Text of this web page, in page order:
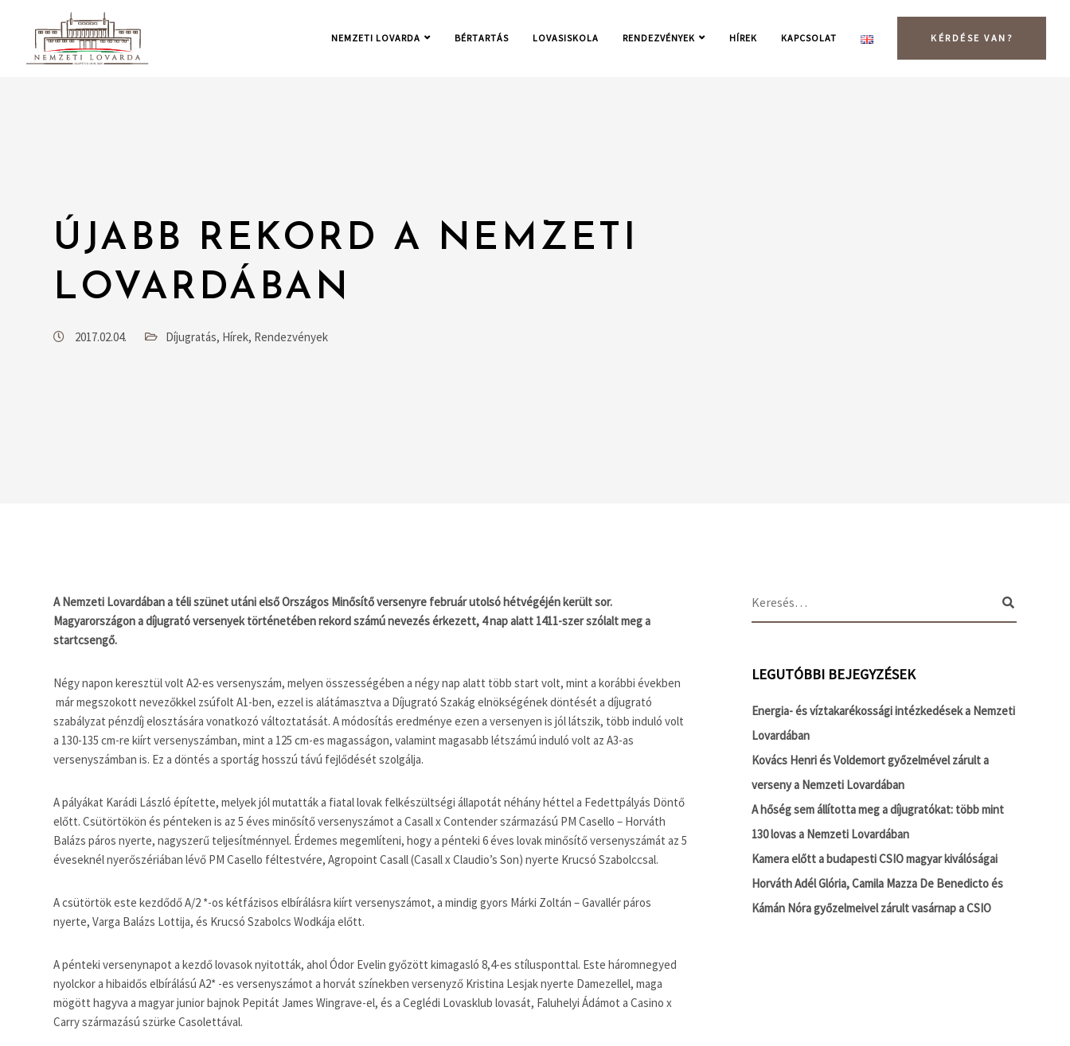
NEMZETI LOVARDA BÉRTARTÁS LOVASISKOLA RENDEZVÉNYEK HÍREK KAPCSOLAT KÉRDÉSE VAN?
ÚJABB REKORD A NEMZETI
LOVARDÁBAN
2017.02.04. Díjugratás, Hírek, Rendezvények
A Nemzeti Lovardában a téli szünet utáni első Országos Minősítő versenyre február utolsó hétvégéjén került sor.
Magyarországon a díjugrató versenyek történetében rekord számú nevezés érkezett, 4 nap alatt 1411-szer szólalt meg a
startcsengő.
Négy napon keresztül volt A2-es versenyszám, melyen összességében a négy nap alatt több start volt, mint a korábbi években
már megszokott nevezőkkel zsúfolt A1-ben, ezzel is alátámasztva a Díjugrató Szakág elnökségének döntését a díjugrató
szabályzat pénzdíj elosztására vonatkozó változtatását. A módosítás eredménye ezen a versenyen is jól látszik, több induló volt
a 130-135 cm-re kiírt versenyszámban, mint a 125 cm-es magasságon, valamint magasabb létszámú induló volt az A3-as
versenyszámban is. Ez a döntés a sportág hosszú távú fejlődését szolgálja.
A pályákat Karádi László építette, melyek jól mutatták a fiatal lovak felkészültségi állapotát néhány héttel a Fedettpályás Döntő
előtt. Csütörtökön és pénteken is az 5 éves minősítő versenyszámot a Casall x Contender származású PM Casello – Horváth
Balázs páros nyerte, nagyszerű teljesítménnyel. Érdemes megemlíteni, hogy a pénteki 6 éves lovak minősítő versenyszámát az 5
éveseknél nyerőszériában lévő PM Casello féltestvére, Agropoint Casall (Casall x Claudio’s Son) nyerte Krucsó Szabolccsal.
A csütörtök este kezdődő A/2 *-os kétfázisos elbírálásra kiírt versenyszámot, a mindig gyors Márki Zoltán – Gavallér páros
nyerte, Varga Balázs Lottija, és Krucsó Szabolcs Wodkája előtt.
A pénteki versenynapot a kezdő lovasok nyitották, ahol Ódor Evelin győzött kimagasló 8,4-es stílusponttal. Este háromnegyed
nyolckor a hibaidős elbírálású A2* -es versenyszámot a horvát színekben versenyző Kristina Lesjak nyerte Damezellel, maga
mögött hagyva a magyar junior bajnok Pepitát James Wingrave-el, és a Ceglédi Lovasklub lovasát, Faluhelyi Ádámot a Casino x
Carry származású szürke Casolettával.
LEGUTÓBBI BEJEGYZÉSEK
Energia- és víztakarékossági intézkedések a Nemzeti
Lovardában
Kovács Henri és Voldemort győzelmével zárult a
verseny a Nemzeti Lovardában
A hőség sem állította meg a díjugratókat: több mint
130 lovas a Nemzeti Lovardában
Kamera előtt a budapesti CSIO magyar kiválóságai
Horváth Adél Glória, Camila Mazza De Benedicto és
Kámán Nóra győzelmeivel zárult vasárnap a CSIO